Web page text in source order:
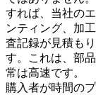
すれば、当社の
ンティング 、加
査記録が見積も
す。これは、部
常は高速です。
購入者が時間の